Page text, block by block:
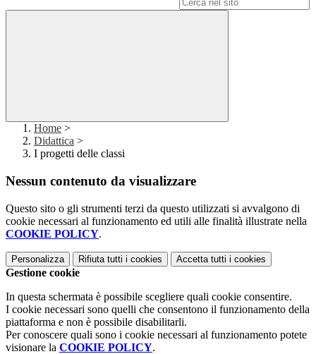
Home >
Didattica >
I progetti delle classi
Nessun contenuto da visualizzare
Questo sito o gli strumenti terzi da questo utilizzati si avvalgono di
cookie necessari al funzionamento ed utili alle finalità illustrate nella
COOKIE POLICY.
Personalizza Rifiuta tutti i cookies Accetta tutti i cookies
Gestione cookie
In questa schermata è possibile scegliere quali cookie consentire.
I cookie necessari sono quelli che consentono il funzionamento della
piattaforma e non è possibile disabilitarli.
Per conoscere quali sono i cookie necessari al funzionamento potete
visionare la COOKIE POLICY.